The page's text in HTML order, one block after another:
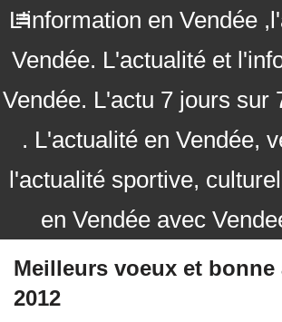
L'information en Vendée
Vendée. L'actualité et
Vendée. L'actu 7 jours sur
. L'actualité en Vendée,
l'actualité sportive,
en Vendée avec
Meilleurs voeux et bonne
2012